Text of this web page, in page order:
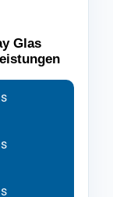
Glas